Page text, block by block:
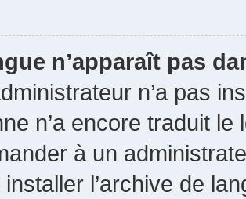
n’apparaît pas
n’a pas
n’a encore traduit
à un
l’archive de